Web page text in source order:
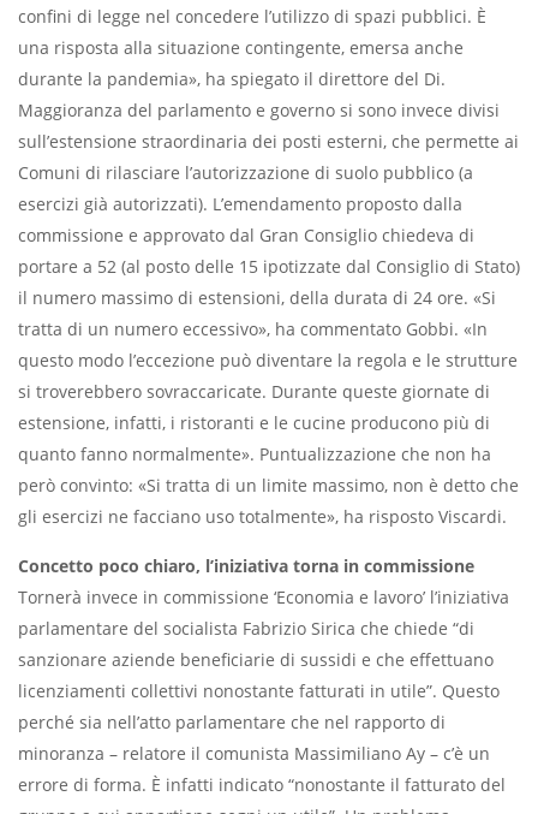
confini di legge nel concedere l’utilizzo di spazi pubblici. È
una risposta alla situazione contingente, emersa anche
durante la pandemia», ha spiegato il direttore del Di.
Maggioranza del parlamento e governo si sono invece divisi
sull’estensione straordinaria dei posti esterni, che permette ai
Comuni di rilasciare l’autorizzazione di suolo pubblico (a
esercizi già autorizzati). L’emendamento proposto dalla
commissione e approvato dal Gran Consiglio chiedeva di
portare a 52 (al posto delle 15 ipotizzate dal Consiglio di Stato)
il numero massimo di estensioni, della durata di 24 ore. «Si
tratta di un numero eccessivo», ha commentato Gobbi. «In
questo modo l’eccezione può diventare la regola e le strutture
si troverebbero sovraccaricate. Durante queste giornate di
estensione, infatti, i ristoranti e le cucine producono più di
quanto fanno normalmente». Puntualizzazione che non ha
però convinto: «Si tratta di un limite massimo, non è detto che
gli esercizi ne facciano uso totalmente», ha risposto Viscardi.
Concetto poco chiaro, l’iniziativa torna in commissione
Tornerà invece in commissione ‘Economia e lavoro’ l’iniziativa
parlamentare del socialista Fabrizio Sirica che chiede “di
sanzionare aziende beneficiarie di sussidi e che effettuano
licenziamenti collettivi nonostante fatturati in utile”. Questo
perché sia nell’atto parlamentare che nel rapporto di
minoranza – relatore il comunista Massimiliano Ay – c’è un
errore di forma. È infatti indicato “nonostante il fatturato del